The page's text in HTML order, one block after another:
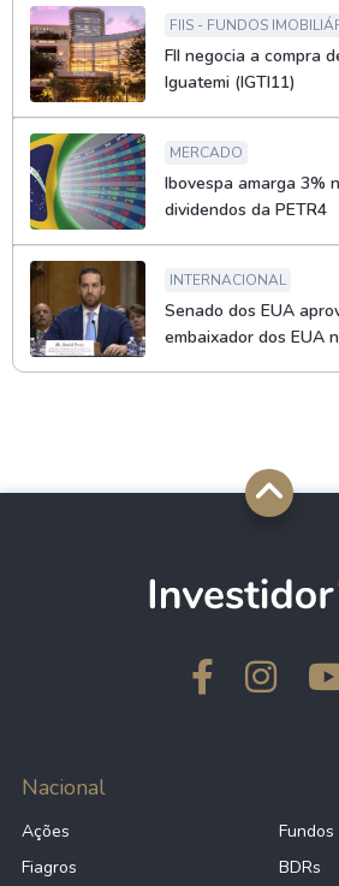
FIIS - FUNDOS
FII negocia a compra
Iguatemi (IGTI11)
MERCADO
Ibovespa amarga 3%
dividendos da PETR4
INTERNACIONAL
Senado dos EUA
embaixador dos EUA
Nacional
Ações
Fiagros
BDRs